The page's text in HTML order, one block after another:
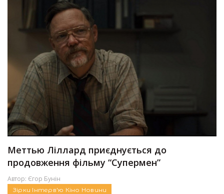
Меттью Ліллард приєднується до
продовження фільму “Супермен”
Автор: Єгор Бунін
Зірки Інтерв'ю Кіно Новини